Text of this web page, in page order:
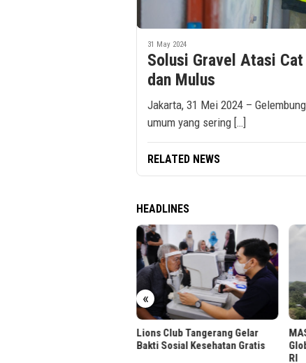
31 May 2024
Solusi Gravel Atasi
dan Mulus
Jakarta, 31 Mei 2024 –
umum yang sering […]
RELATED NEWS
HEADLINES
«
Lions Club Tangerang Gelar
Bakti Sosial Kesehatan Gratis
RI